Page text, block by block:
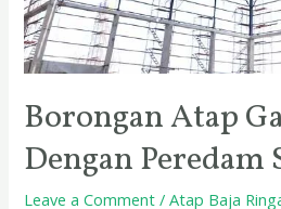
Borongan Atap
Dengan Peredam
Leave a Comment /Atap Baja